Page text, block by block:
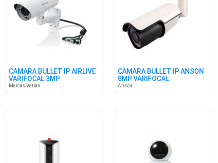
CÁMARA BULLET IP AIRLIVE
VARIFOCAL 3MP
Marcas Varias
CÁMARA BULLET IP ANSON
8MP VARIFOCAL
Anson